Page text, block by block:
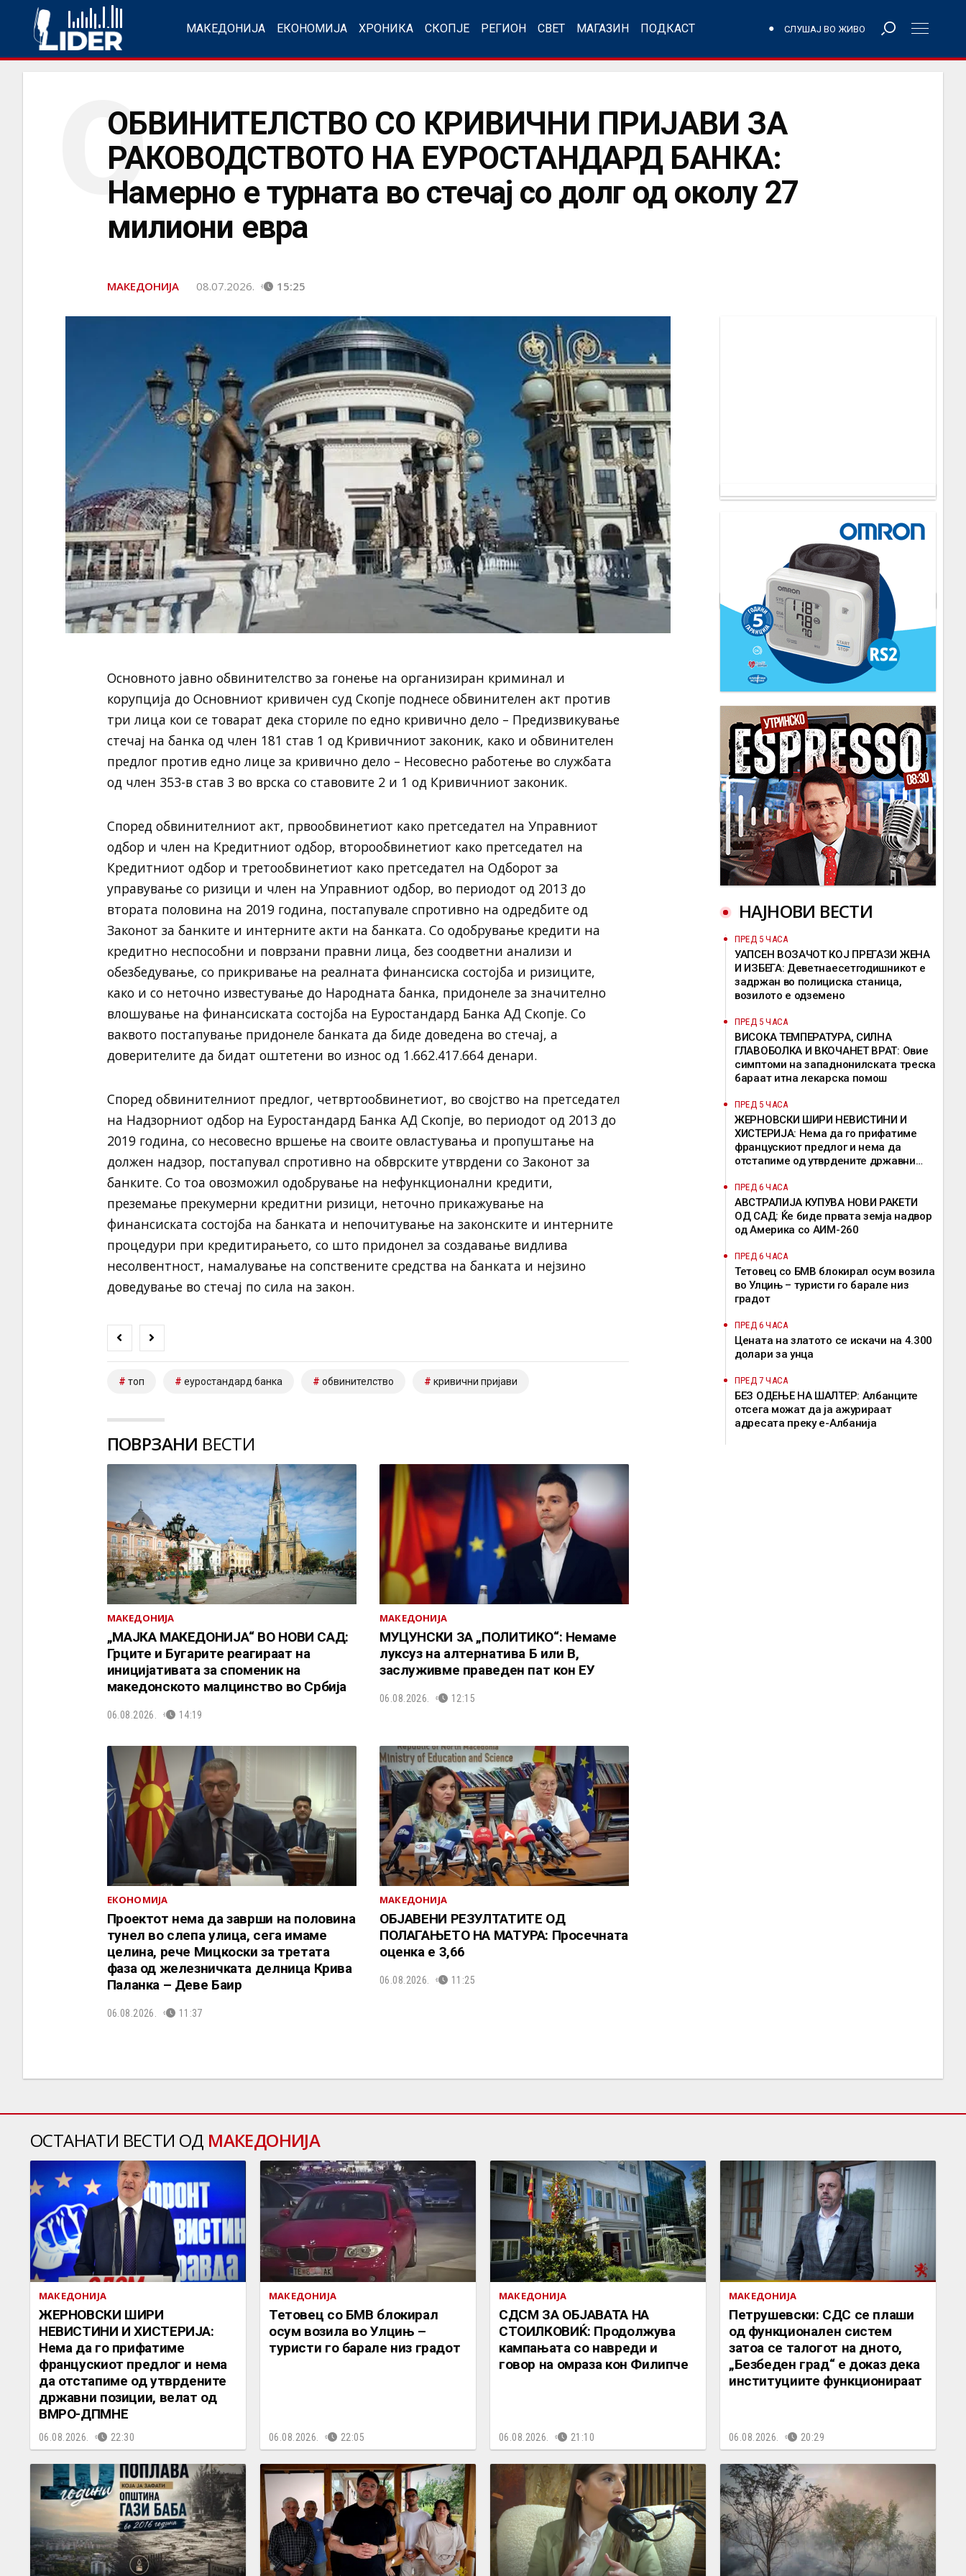
МАКЕДОНИЈА ЕКОНОМИЈА ХРОНИКА СКОПЈЕ РЕГИОН СВЕТ МАГАЗИН ПОДКАСТ СЛУШАЈ ВО ЖИВО
ОБВИНИТЕЛСТВО СО КРИВИЧНИ ПРИЈАВИ ЗА
РАКОВОДСТВОТО НА ЕУРОСТАНДАРД БАНКА:
Намерно е турната во стечај со долг од околу 27
милиони евра
О
МАКЕДОНИЈА 08.07.2026. 15:25
Основното јавно обвинителство за гонење на организиран криминал и
корупција до Основниот кривичен суд Скопје поднесе обвинителен акт против
три лица кои се товарат дека сториле по едно кривично дело – Предизвикување
стечај на банка од член 181 став 1 од Кривичниот законик, како и обвинителен
предлог против едно лице за кривично дело – Несовесно работење во службата
од член 353-в став 3 во врска со ставовите 2 и 1 од Кривичниот законик.
Според обвинителниот акт, првообвинетиот како претседател на Управниот
одбор и член на Кредитниот одбор, второобвинетиот како претседател на
Кредитниот одбор и третообвинетиот како претседател на Одборот за
управување со ризици и член на Управниот одбор, во периодот од 2013 до
втората половина на 2019 година, постапувале спротивно на одредбите од
Законот за банките и интерните акти на банката. Со одобрување кредити на
кредитно неспособни и поврзани правни лица, без соодветни анализи и
обезбедување, со прикривање на реалната финансиска состојба и ризиците,
како и со неточно известување до Народната банка, придонеле за значително
влошување на финансиската состојба на Еуростандард Банка АД Скопје. Со
ваквото постапување придонеле банката да биде доведена во стечај, а
доверителите да бидат оштетени во износ од 1.662.417.664 денари.
Според обвинителниот предлог, четвртообвинетиот, во својство на претседател
на Надзорниот одбор на Еуростандард Банка АД Скопје, во периодот од 2013 до
2019 година, со несовесно вршење на своите овластувања и пропуштање на
должен надзор, постапувал спротивно на обврските утврдени со Законот за
банките. Со тоа овозможил одобрување на нефункционални кредити,
преземање прекумерни кредитни ризици, неточно прикажување на
финансиската состојба на банката и непочитување на законските и интерните
процедури при кредитирањето, со што придонел за создавање видлива
несолвентност, намалување на сопствените средства на банката и нејзино
доведување во стечај по сила на закон.
топ еуростандард банка обвинителство кривични пријави
ПОВРЗАНИ ВЕСТИ
МАКЕДОНИЈА
„МАЈКА МАКЕДОНИЈА“ ВО НОВИ САД:
Грците и Бугарите реагираат на
иницијативата за споменик на
македонското малцинство во Србија
06.08.2026. 14:19
МАКЕДОНИЈА
МУЦУНСКИ ЗА „ПОЛИТИКО“: Немаме
луксуз на алтернатива Б или В,
заслуживме праведен пат кон ЕУ
06.08.2026. 12:15
ЕКОНОМИЈА
Проектот нема да заврши на половина
тунел во слепа улица, сега имаме
целина, рече Мицкоски за третата
фаза од железничката делница Крива
Паланка – Деве Баир
06.08.2026. 11:37
МАКЕДОНИЈА
ОБЈАВЕНИ РЕЗУЛТАТИТЕ ОД
ПОЛАГАЊЕТО НА МАТУРА: Просечната
оценка е 3,66
06.08.2026. 11:25
НАЈНОВИ ВЕСТИ
ПРЕД 5 ЧАСА
УАПСЕН ВОЗАЧОТ КОЈ ПРЕГАЗИ ЖЕНА
И ИЗБЕГА: Деветнаесетгодишникот е
задржан во полициска станица,
возилото е одземено
ПРЕД 5 ЧАСА
ВИСОКА ТЕМПЕРАТУРА, СИЛНА
ГЛАВОБОЛКА И ВКОЧАНЕТ ВРАТ: Овие
симптоми на западнонилската треска
бараат итна лекарска помош
ПРЕД 5 ЧАСА
ЖЕРНОВСКИ ШИРИ НЕВИСТИНИ И
ХИСТЕРИЈА: Нема да го прифатиме
францускиот предлог и нема да
отстапиме од утврдените државни
ПРЕД 6 ЧАСА
АВСТРАЛИЈА КУПУВА НОВИ РАКЕТИ
ОД САД: Ќе биде првата земја надвор
од Америка со АИМ-260
ПРЕД 6 ЧАСА
Тетовец со БМВ блокирал осум возила
во Улцињ – туристи го барале низ
градот
ПРЕД 6 ЧАСА
Цената на златото се искачи на 4.300
долари за унца
ПРЕД 7 ЧАСА
БЕЗ ОДЕЊЕ НА ШАЛТЕР: Албанците
отсега можат да ја ажурираат
адресата преку е-Албанија
ОСТАНАТИ ВЕСТИ ОД МАКЕДОНИЈА
МАКЕДОНИЈА
ЖЕРНОВСКИ ШИРИ
НЕВИСТИНИ И ХИСТЕРИЈА:
Нема да го прифатиме
францускиот предлог и нема
да отстапиме од утврдените
државни позиции, велат од
ВМРО-ДПМНЕ
06.08.2026. 22:30
МАКЕДОНИЈА
Тетовец со БМВ блокирал
осум возила во Улцињ –
туристи го барале низ градот
06.08.2026. 22:05
МАКЕДОНИЈА
СДСМ ЗА ОБЈАВАТА НА
СТОИЛКОВИЌ: Продолжува
кампањата со навреди и
говор на омраза кон Филипче
06.08.2026. 21:10
МАКЕДОНИЈА
Петрушевски: СДС се плаши
од функционален систем
затоа се талогот на дното,
„Безбеден град“ е доказ дека
институциите функционираат
06.08.2026. 20:29